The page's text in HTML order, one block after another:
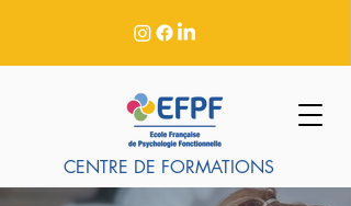
CENTRE DE FORMATIONS